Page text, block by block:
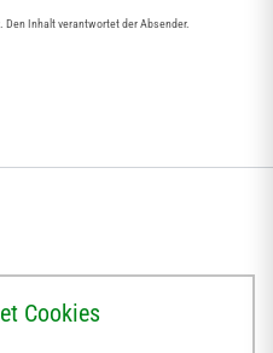
Inhalt verantwortet der Absender.
Cookies